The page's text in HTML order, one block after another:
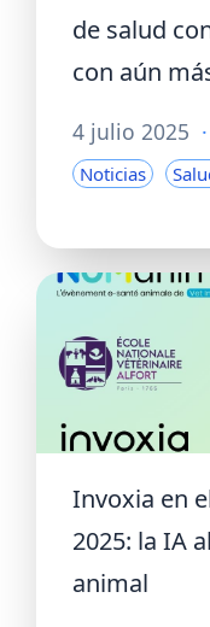
de salud
con aún
4 julio 2025 ·
Noticias
Invoxia en
2025: la IA
animal